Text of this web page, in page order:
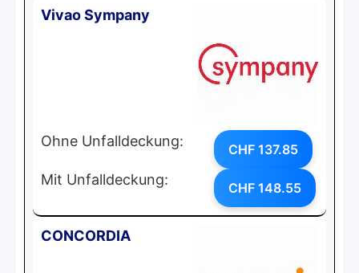
Vivao Sympany
Ohne Unfalldeckung: CHF 137.85
Mit Unfalldeckung: CHF 148.55
CONCORDIA